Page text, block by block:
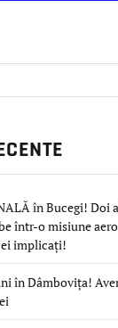
în Bucegi! Doi
într-o misiune
implicați!
în Dâmbovița!